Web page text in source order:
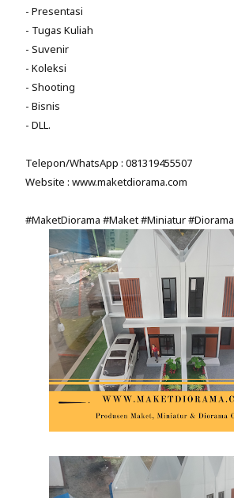
- Presentasi
- Tugas Kuliah
- Suvenir
- Koleksi
- Shooting
- Bisnis
- DLL.
Telepon/WhatsApp : 081319455507
Website : www.maketdiorama.com
#MaketDiorama #Maket #Miniatur #Diorama